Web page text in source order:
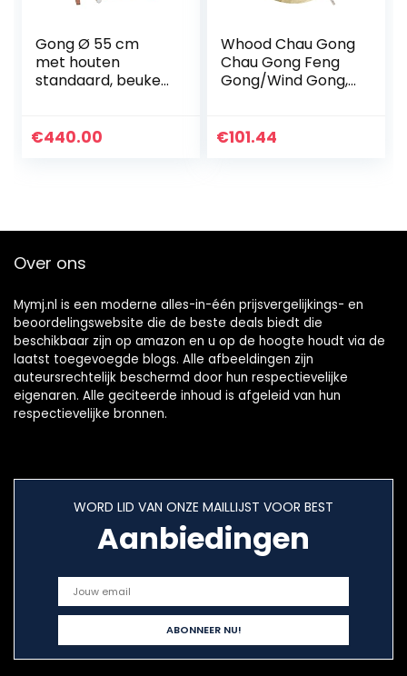
Gong Ø 55 cm
met houten
standaard, beuken
€440.00
Whood Chau Gong
Chau Gong Feng
Gong/Wind Gong,
houten/katoenen
€101.44
Over ons
Mymj.nl is een moderne alles-in-één prijsvergelijkings- en
beoordelingswebsite die de beste deals biedt die
beschikbaar zijn op amazon en u op de hoogte houdt via de
laatst toegevoegde blogs. Alle afbeeldingen zijn
auteursrechtelijk beschermd door hun respectievelijke
eigenaren. Alle geciteerde inhoud is afgeleid van hun
respectievelijke bronnen.
WORD LID VAN ONZE MAILLIJST VOOR BEST
Aanbiedingen